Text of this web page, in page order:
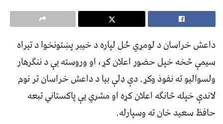
داعش خراسان د لومړي ځل لپاره د خیبر پښتونخوا د تيراه
سيمې څخه خپل حضور اعلان کړ، او وروسته يې د ننګرهار
ولسواليو ته نفوذ وکړ. دې ډلې بيا د داعش خراسان تر نوم
لاندې خپله څانګه اعلان کړه او مشري يې پاکستاني تبعه
حافظ سعيد خان ته وسپارله.